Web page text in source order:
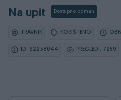
Na upit Dostupno odmah
TRAVNIK KORIŠTENO
ID: 62238044 PREGLEDI: 7259